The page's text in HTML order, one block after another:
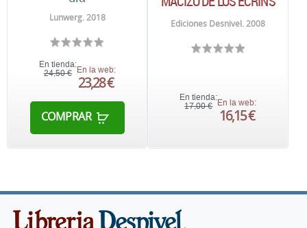
Lunwerg. 2018
En tienda:
24,50 € En la web:
23,28 €
COMPRAR
Ediciones Desnivel. 2008
En tienda:
17,00 €
En la web:
16,15 €